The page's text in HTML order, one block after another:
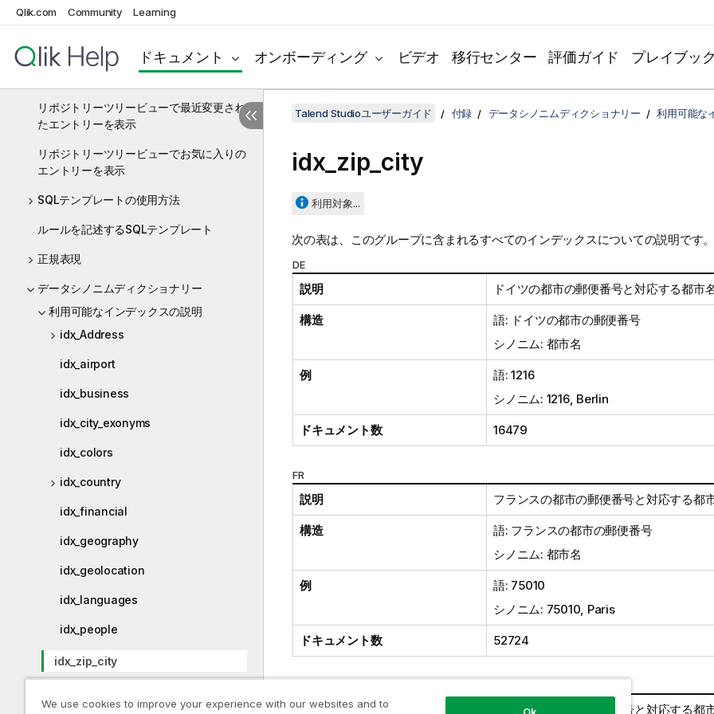
Qlik.com Community Learning
ドキュメント オンボーディング ビデオ 移行センター 評価ガイド プレイブック
ワークスペースのカスタマイズ
Repository (リポジトリー)ツリービュー
にリストされているエントリーのフィルタ
リポジトリーツリービューで最近変更され
たエントリーを表示
リポジトリーツリービューでお気に入りの
エントリーを表示
SQLテンプレートの使用方法
ルールを記述するSQLテンプレート
正規表現
データシノニムディクショナリー
利用可能なインデックスの説明
idx_Address
idx_airport
idx_business
idx_city_exonyms
idx_colors
idx_country
idx_financial
idx_geography
idx_geolocation
idx_languages
idx_people
idx_zip_city
物理データモデル(PDM)
Talend Studioユーザーガイド 付録 データシノニムディクショナリー 利用可能な
idx_zip_city
利用対象...
次の表は、このグループに含まれるすべてのインデックスについての説明です。
DE
説明 ドイツの都市の郵便番号と対応する都市
構造
語: ドイツの都市の郵便番号
シノニム: 都市名
例
語: 1216
シノニム: 1216, Berlin
ドキュメント数 16479
FR
説明 フランスの都市の郵便番号と対応する都
構造
語: フランスの都市の郵便番号
シノニム: 都市名
例
語: 75010
シノニム: 75010, Paris
ドキュメント数 52724
説明 イギリスの都市の郵便番号と対応する都
We use cookies to improve your experience with our websites and to